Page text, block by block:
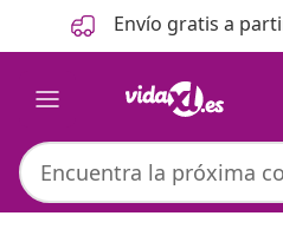
Anterior
Siguiente Envío gratis a